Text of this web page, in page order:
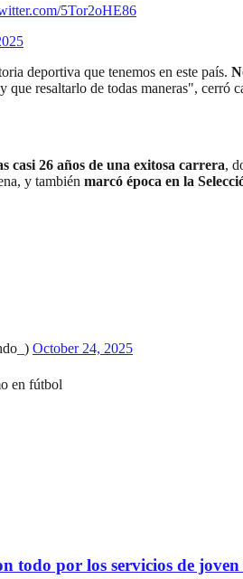
5Tor2oHE86
deportiva que tenemos en este país.
resaltarlo de todas maneras", cerró
casi 26 años de una exitosa carrera,
y también marcó época en la
October 24, 2025
en fútbol
todo por los servicios de